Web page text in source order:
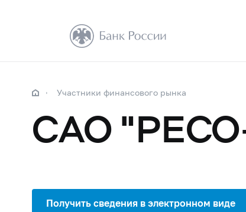
Участники финансового рынка
САО